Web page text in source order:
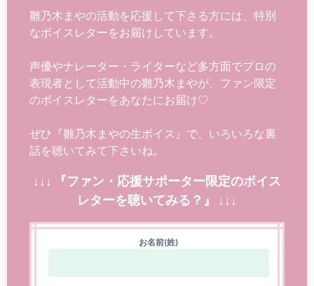
雛乃木まやの活動を応援して下さる方には、特別
なボイスレターをお届けしています。
声優やナレーター・ライターなど多方面でプロの
表現者として活動中の雛乃木まやが、ファン限定
のボイスレターをあなたにお届け♡
ぜひ『雛乃木まやの生ボイス』で、いろいろな裏
話を聴いてみて下さいね。
↓↓↓ 『ファン・応援サポーター限定のボイス
レターを聴いてみる？』 ↓↓↓
お名前(姓)